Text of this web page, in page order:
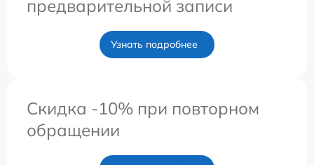
предварительной записи
Узнать подробнее
Скидка -10% при повторном
обращении